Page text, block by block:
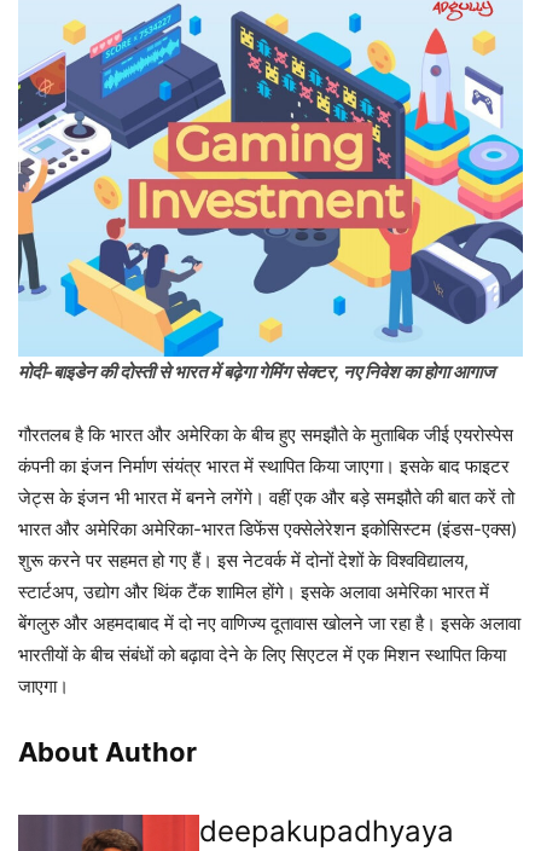
मोदी-बाइडेन की दोस्ती से भारत में बढ़ेगा गेमिंग सेक्टर, नए निवेश का होगा आगाज
गौरतलब है कि भारत और अमेरिका के बीच हुए समझौते के मुताबिक जीई एयरोस्पेस
कंपनी का इंजन निर्माण संयंत्र भारत में स्थापित किया जाएगा। इसके बाद फाइटर
जेट्स के इंजन भी भारत में बनने लगेंगे। वहीं एक और बड़े समझौते की बात करें तो
भारत और अमेरिका अमेरिका-भारत डिफेंस एक्सेलेरेशन इकोसिस्टम (इंडस-एक्स)
शुरू करने पर सहमत हो गए हैं। इस नेटवर्क में दोनों देशों के विश्वविद्यालय,
स्टार्टअप, उद्योग और थिंक टैंक शामिल होंगे। इसके अलावा अमेरिका भारत में
बेंगलुरु और अहमदाबाद में दो नए वाणिज्य दूतावास खोलने जा रहा है। इसके अलावा
भारतीयों के बीच संबंधों को बढ़ावा देने के लिए सिएटल में एक मिशन स्थापित किया
जाएगा।
About Author
deepakupadhyaya